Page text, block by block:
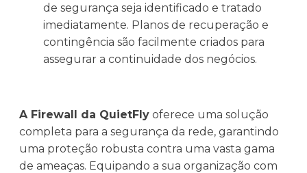
de segurança seja identificado e tratado
imediatamente. Planos de recuperação e
contingência são facilmente criados para
assegurar a continuidade dos negócios.
A Firewall da QuietFlyoferece uma solução
completa para a segurança da rede, garantindo
uma proteção robusta contra uma vasta gama
de ameaças. Equipando a sua organização com